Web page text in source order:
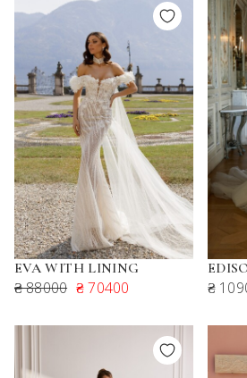
EVA WITH LINING
₴ 88000 ₴ 70400 ₴